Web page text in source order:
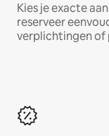
Kies je exacte
reserveer
verplichtingen of